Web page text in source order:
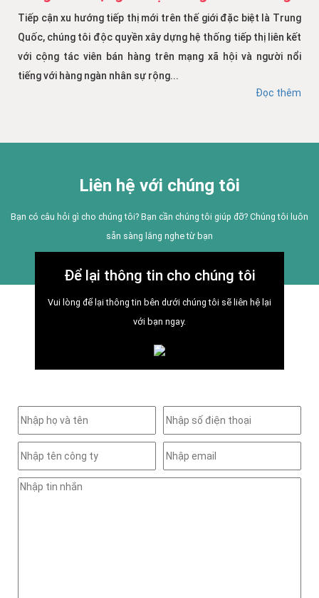
Tiếp cận xu hướng tiếp thị mới trên thế giới đặc biệt là Trung
Quốc, chúng tôi độc quyền xây dựng hệ thống tiếp thị liên kết
với cộng tác viên bán hàng trên mạng xã hội và người nổi
tiếng với hàng ngàn nhân sự rộng...
Đọc thêm
Liên hệ với chúng tôi
Bạn có câu hỏi gì cho chúng tôi? Bạn cần chúng tôi giúp đỡ? Chúng tôi luôn
sẵn sàng lắng nghe từ bạn
Để lại thông tin cho chúng tôi
Vui lòng để lại thông tin bên dưới chúng tôi sẽ liên hệ lại
với bạn ngay.